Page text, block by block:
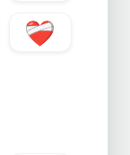
❤️‍🩹